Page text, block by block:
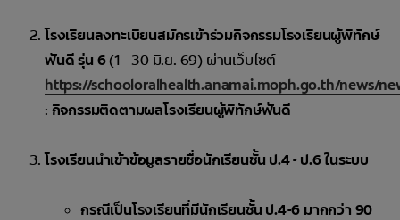
โรงเรียนลงทะเบียนสมัครเข้าร่วมกิจกรรมโรงเรียนผู้พิทักษ์
ฟันดี รุ่น 6(1 - 30 มิ.ย. 69) ผ่านเว็บไซต์
https://schooloralhealth.anamai.moph.go.th/news/
: กิจกรรมติดตามผลโรงเรียนผู้พิทักษ์ฟันดี
โรงเรียนนำเข้าข้อมูลรายชื่อนักเรียนชั้น ป.4 - ป.6 ในระบบ
กรณีเป็นโรงเรียนที่มีนักเรียนชั้น ป.4-6 มากกว่า 90